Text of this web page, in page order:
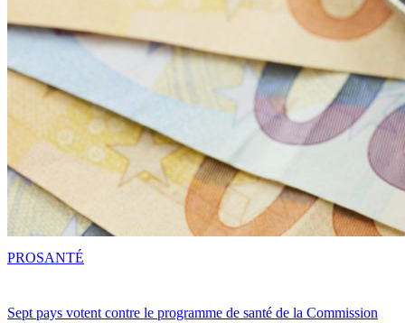
Sept pays votent contre le programme de santé de la Commission
PROSANTÉ